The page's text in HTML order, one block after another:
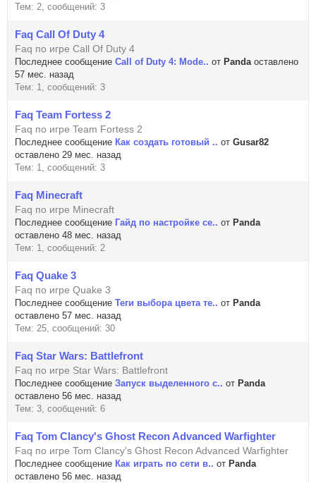
Тем: 2, сообщений: 3
Faq Call Of Duty 4
Faq по игре Call Of Duty 4
Последнее сообщение Call of Duty 4: Mode.. от Pandaоставлено
57 мес. назад
Тем: 1, сообщений: 3
Faq Team Fortess 2
Faq по игре Team Fortess 2
Последнее сообщение Как создать готовый .. от Gusar82
оставлено 29 мес. назад
Тем: 1, сообщений: 3
Faq Minecraft
Faq по игре Minecraft
Последнее сообщение Гайд по настройке се.. от Panda
оставлено 48 мес. назад
Тем: 1, сообщений: 2
Faq Quake 3
Faq по игре Quake 3
Последнее сообщение Теги выбора цвета те.. от Panda
оставлено 57 мес. назад
Тем: 25, сообщений: 30
Faq Star Wars: Battlefront
Faq по игре Star Wars: Battlefront
Последнее сообщение Запуск выделенного с.. от Panda
оставлено 56 мес. назад
Тем: 3, сообщений: 6
Faq Tom Clancy's Ghost Recon Advanced Warfighter
Faq по игре Tom Clancy's Ghost Recon Advanced Warfighter
Последнее сообщение Как играть по сети в.. от Panda
оставлено 56 мес. назад